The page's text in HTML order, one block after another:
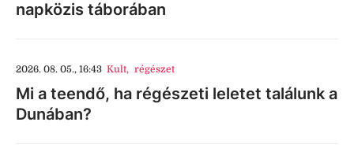
napközis táborában
2026. 08. 05., 16:43 Kult, régészet
Mi a teendő, ha régészeti leletet találunk a
Dunában?